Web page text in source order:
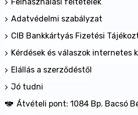
Adatvédelmi szabályzat
CIB Bankkártyás Fizetési
Kérdések és válaszok internetes
Elállás a szerződéstől
Jó tudni
Átvételi pont: 1084 Bp. Bacsó